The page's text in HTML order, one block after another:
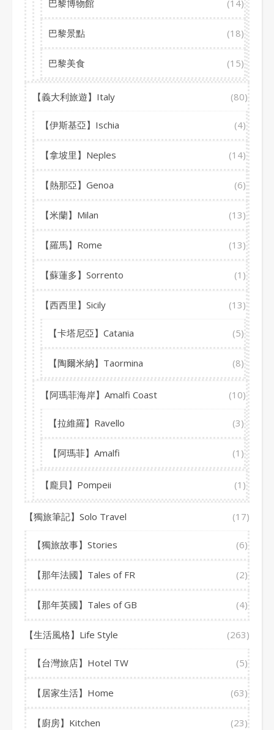
巴黎博物館 (14)
巴黎景點 (18)
巴黎美食 (15)
【義大利旅遊】Italy (80)
【伊斯基亞】Ischia (4)
【拿坡里】Neples (14)
【熱那亞】Genoa (6)
【米蘭】Milan (13)
【羅馬】Rome (13)
【蘇蓮多】Sorrento (1)
【西西里】Sicily (13)
【卡塔尼亞】Catania (5)
【陶爾米納】Taormina (8)
【阿瑪菲海岸】Amalfi Coast (10)
【拉維羅】Ravello (3)
【阿瑪菲】Amalfi (1)
【龐貝】Pompeii (1)
【獨旅筆記】Solo Travel (17)
【獨旅故事】Stories (6)
【那年法國】Tales of FR (2)
【那年英國】Tales of GB (4)
【生活風格】Life Style (263)
【台灣旅店】Hotel TW (5)
【居家生活】Home (63)
【廚房】Kitchen (23)